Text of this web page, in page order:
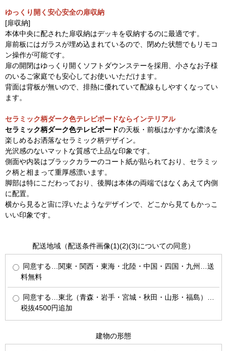
ゆっくり開く安心安全の扉収納
[扉収納]
本体中央に配された扉収納はデッキを収納するのに最適です。
扉前板にはガラスが埋め込まれているので、閉めた状態でもリモコ
ン操作が可能です。
扉の開閉はゆっくり開くソフトダウンステーを採用、小さなお子様
のいるご家庭でも安心してお使いいただけます。
背面は背板が無いので、排熱に優れていて配線もしやすくなってい
ます。
セラミック柄ダーク色テレビボードならインテリアル
セラミック柄ダーク色テレビボードの天板・前板はかすかな濃淡を
楽しめるお洒落なセラミック柄デザイン。
光沢感のないマットな質感で上品な印象です。
側面や内装はブラックカラーのコート紙が貼られており、セラミッ
ク柄と相まって重厚感漂います。
脚部は特にこだわっており、後脚は本体の両端ではなくあえて内側
に配置。
横から見ると宙に浮いたようなデザインで、どこから見てもかっこ
いい印象です。
配送地域（配送条件画像(1)(2)(3)についての同意）
同意する…関東・関西・東海・北陸・中国・四国・九州…送
料無料
同意する…東北（青森・岩手・宮城・秋田・山形・福島）…
税抜4500円追加
建物の形態